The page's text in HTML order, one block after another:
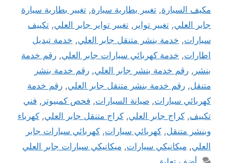
مكيف السيارة, تغيير بطارية سيارة, تغيير بطارية سيارة
جابر العلي, تغيير تواير , تغيير تواير جابر العلي, تكييف
سيارات, خدمة بنشر متنقل جابر العلي, خدمة تبديل
اطارات, خدمة كهربائي سيارات جابر العلي, رقم خدمة
بنشر , رقم خدمة بنشر جابر العلي, رقم خدمة بنشر
متنقل, رقم خدمة بنشر متنقل جابر العلي, رقم خدمة
كهربائي سيارات, صيانة السيارات, فحص كمبيوتر , فني
تكييف, كراج جابر العلي, كراج متنقل جابر العلي, كهرباء
وبنشر متنقل, كهربائي سيارات, كهربائي سيارات جابر
العلي, ميكانيكي سيارات, ميكانيكي سيارات جابر العلي